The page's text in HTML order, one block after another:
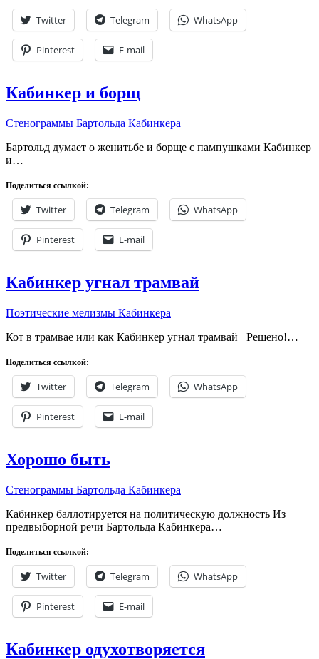
Twitter Telegram WhatsApp
Pinterest E-mail
Кабинкер и борщ
Стенограммы Бартольда Кабинкера
Бартольд думает о женитьбе и борще с пампушками Кабинкер
и…
Поделиться ссылкой:
Twitter Telegram WhatsApp
Pinterest E-mail
Кабинкер угнал трамвай
Поэтические мелизмы Кабинкера
Кот в трамвае или как Кабинкер угнал трамвай Решено!…
Поделиться ссылкой:
Twitter Telegram WhatsApp
Pinterest E-mail
Хорошо быть
Стенограммы Бартольда Кабинкера
Кабинкер баллотируется на политическую должность Из
предвыборной речи Бартольда Кабинкера…
Поделиться ссылкой:
Twitter Telegram WhatsApp
Pinterest E-mail
Кабинкер одухотворяется